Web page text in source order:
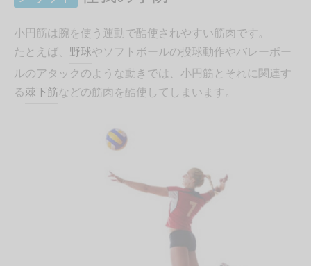
小円筋は腕を使う運動で酷使されやすい筋肉です。
たとえば、 野球やソフトボールの投球動作やバレーボー
ルのアタックのような動きでは、小円筋とそれに関連す
る棘下筋などの筋肉を酷使してしまいます。